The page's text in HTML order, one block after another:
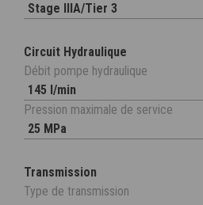
Stage IIIA/Tier 3
Circuit Hydraulique
Débit pompe hydraulique
145 l/min
Pression maximale de service
25 MPa
Transmission
Type de transmission